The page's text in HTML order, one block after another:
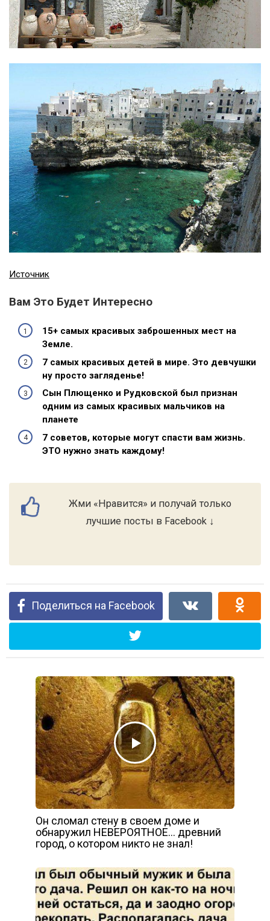
Источник
Вам Это Будет Интересно
15+ самых красивых заброшенных мест на
Земле.
7 самых красивых детей в мире. Это девчушки
ну просто загляденье!
Сын Плющенко и Рудковской был признан
одним из самых красивых мальчиков на
планете
7 советов, которые могут спасти вам жизнь.
ЭТО нужно знать каждому!
Жми «Нравится» и получай только
лучшие посты в Facebook ↓
Поделиться на Facebook
Он сломал стену в своем доме и
обнаружил НЕВЕРОЯТНОЕ… древний
город, о котором никто не знал!